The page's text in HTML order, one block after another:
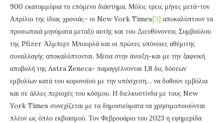
900 εκατομμύρια το επόμενο διάστημα. Μόλις τρεις μήνες μετά-τον
Απρίλιο της ίδιας χρονιάς- οι New York Times[3] αποκαλύπτουν τα
προσωπικά μηνύματα μεταξύ αυτής και του Διευθύνοντος Συμβούλου
της Pfizer Άλμπερτ Μπουρλά και οι πρώτες υπόνοιες αθέμιτης
συναλλαγής αποκαλύπτονται. Μέσα στην άνοιξη-και με την ξαφνική
αποβολή της Astra Zeneca- παραγγέλνονται 1,8 δις δόσεων
εμβολίων κατά του κορονοϊού με την υπόσχεση… να δοθούν εμβόλια
και σε άλλες περιοχές του κόσμου. Η διελκυστίνδα με τους New
York Times συνεχίζεται με τα δημοσιεύματα να χρησιμοποιούνται
πλέον ως όπλο εκβιασμού. Τον Φεβρουάριο του 2023 η εφημερίδα